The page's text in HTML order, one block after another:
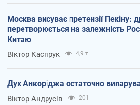
Москва висуває претензії Пекіну:
перетворюється на залежність
Китаю
Віктор Каспрук 4,9 т.
Дух Анкоріджа остаточно
Віктор Андрусів 201